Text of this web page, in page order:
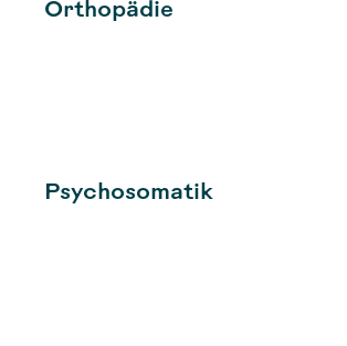
Orthopädie
Psychosomatik